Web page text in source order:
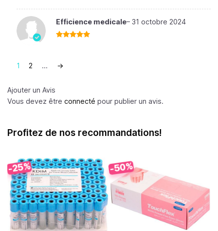
Efficience medicale– 31 octobre 2024
1 2 … →
Ajouter un Avis
Vous devez être connecté pour publier un avis.
Profitez de nos recommandations!
-25% -50%